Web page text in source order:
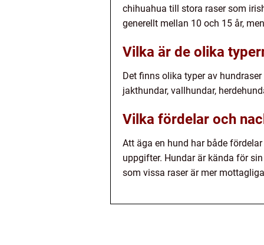
chihuahua till stora raser som
generellt mellan 10 och 15 år,
Vilka är de olika
Det finns olika typer av
jakthundar, vallhundar,
Vilka fördelar och
Att äga en hund har både
uppgifter. Hundar är kända för
som vissa raser är mer